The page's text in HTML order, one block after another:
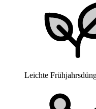
Leichte